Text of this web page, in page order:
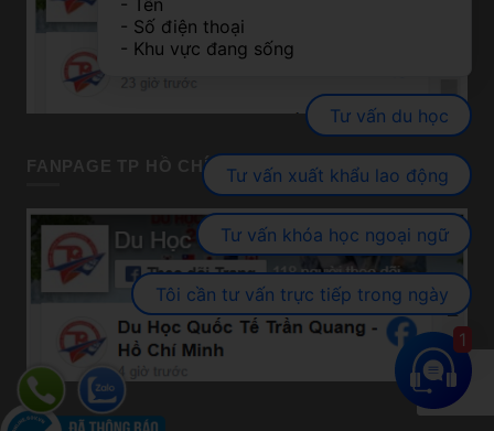
FANPAGE TP HỒ CHÍ MINH
- Tên
- Số điện thoại
- Khu vực đang sống
Tư vấn du học
Tư vấn xuất khẩu lao động
Tư vấn khóa học ngoại ngữ
Tôi cần tư vấn trực tiếp trong ngày
1